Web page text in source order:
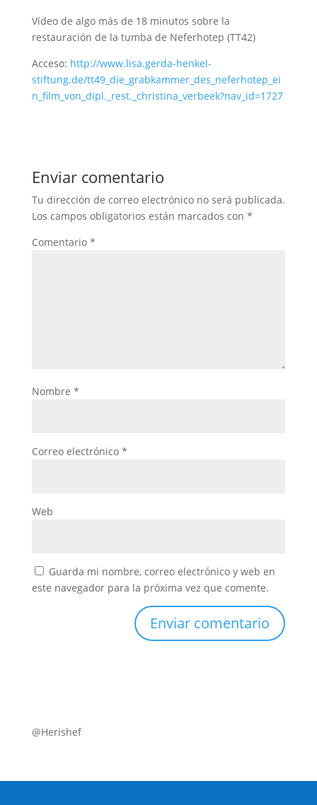
Vídeo de algo más de 18 minutos sobre la
restauración de la tumba de Neferhotep (TT42)
Acceso: http://www.lisa.gerda-henkel-
stiftung.de/tt49_die_grabkammer_des_neferhotep_ei
n_film_von_dipl._rest._christina_verbeek?nav_id=1727
Enviar comentario
Tu dirección de correo electrónico no será publicada.
Los campos obligatorios están marcados con *
Comentario *
Nombre *
Correo electrónico *
Web
Guarda mi nombre, correo electrónico y web en
este navegador para la próxima vez que comente.
@Herishef